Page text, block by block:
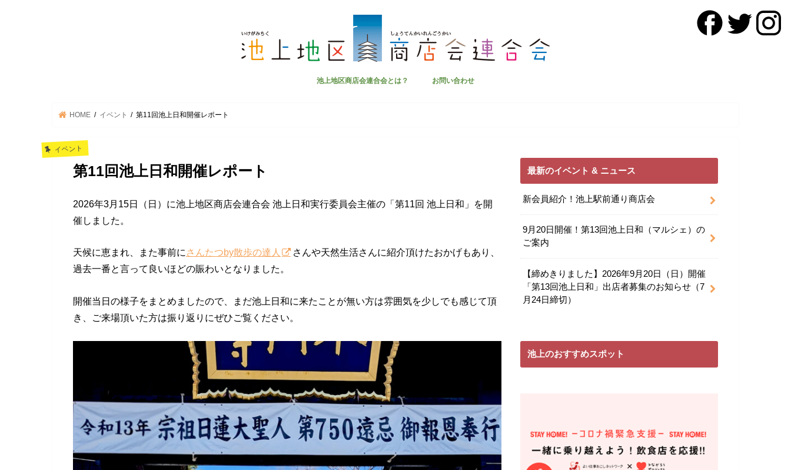
池上地区商店会連合会とは？ お問い合わせ
HOME イベント 第11回池上日和開催レポート
イベント
第11回池上日和開催レポート
2026年3月15日（日）に池上地区商店会連合会 池上日和実行委員会主催の「第11回 池上日和」を開
催しました。
天候に恵まれ、また事前に さんたつby散歩の達人
さんや天然生活さんに紹介頂けたおかげもあり、
過去一番と言って良いほどの賑わいとなりました。
開催当日の様子をまとめましたので、まだ池上日和に来たことが無い方は雰囲気を少しでも感じて頂
き、ご来場頂いた方は振り返りにぜひご覧ください。
最新のイベント & ニュース
新会員紹介！池上駅前通り商店会
9月20日開催！第13回池上日和（マルシェ）の
ご案内
【締めきりました】2026年9月20日（日）開催
「第13回池上日和」出店者募集のお知らせ（7
月24日締切）
池上のおすすめスポット